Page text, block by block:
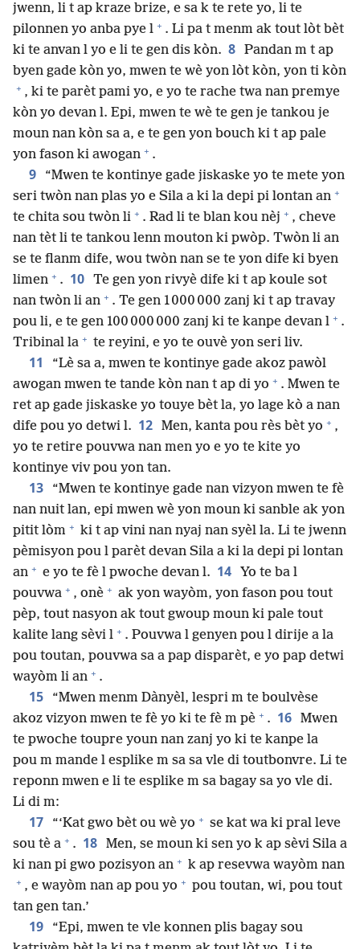
jwenn, li t ap kraze brize, e sa k te rete yo, li te
pilonnen yo anba pye l + . Li pa t menm ak tout lòt bèt
ki te anvan l yo e li te gen dis kòn. 8 Pandan m t ap
byen gade kòn yo, mwen te wè yon lòt kòn, yon ti kòn
+ , ki te parèt pami yo, e yo te rache twa nan premye
kòn yo devan l. Epi, mwen te wè te gen je tankou je
moun nan kòn sa a, e te gen yon bouch ki t ap pale
yon fason ki awogan + .
9
“Mwen te kontinye gade jiskaske yo te mete yon
seri twòn nan plas yo e Sila a ki la depi pi lontan an +
te chita sou twòn li + . Rad li te blan kou nèj + , cheve
nan tèt li te tankou lenn mouton ki pwòp. Twòn li an
se te flanm dife, wou twòn nan se te yon dife ki byen
limen + . 10 Te gen yon rivyè dife ki t ap koule sot
nan twòn li an + . Te gen 1 000 000 zanj ki t ap travay
pou li, e te gen 100 000 000 zanj ki te kanpe devan l + .
Tribinal la + te reyini, e yo te ouvè yon seri liv.
11
“Lè sa a, mwen te kontinye gade akoz pawòl
awogan mwen te tande kòn nan t ap di yo + . Mwen te
ret ap gade jiskaske yo touye bèt la, yo lage kò a nan
dife pou yo detwi l. 12 Men, kanta pou rès bèt yo + ,
yo te retire pouvwa nan men yo e yo te kite yo
kontinye viv pou yon tan.
13
“Mwen te kontinye gade nan vizyon mwen te fè
nan nuit lan, epi mwen wè yon moun ki sanble ak yon
pitit lòm + ki t ap vini nan nyaj nan syèl la. Li te jwenn
pèmisyon pou l parèt devan Sila a ki la depi pi lontan
an + e yo te fè l pwoche devan l. 14
Yo te ba l
pouvwa + , onè + ak yon wayòm, yon fason pou tout
pèp, tout nasyon ak tout gwoup moun ki pale tout
kalite lang sèvi l + . Pouvwa l genyen pou l dirije a la
pou toutan, pouvwa sa a pap disparèt, e yo pap detwi
wayòm li an + .
15
“Mwen menm Dànyèl, lespri m te boulvèse
akoz vizyon mwen te fè yo ki te fè m pè + . 16 Mwen
te pwoche toupre youn nan zanj yo ki te kanpe la
pou m mande l esplike m sa sa vle di toutbonvre. Li te
reponn mwen e li te esplike m sa bagay sa yo vle di.
Li di m:
17 “‘Kat gwo bèt ou wè yo + se kat wa ki pral leve
sou tè a + . 18 Men, se moun ki sen yo k ap sèvi Sila a
ki nan pi gwo pozisyon an + k ap resevwa wayòm nan
+ , e wayòm nan ap pou yo + pou toutan, wi, pou tout
tan gen tan.’
19
“Epi, mwen te vle konnen plis bagay sou